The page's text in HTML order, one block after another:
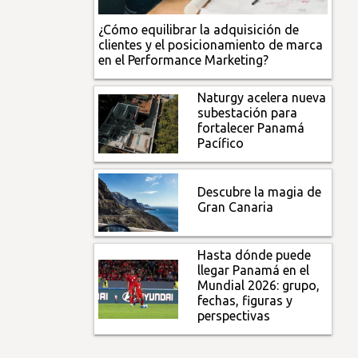
¿Cómo equilibrar la adquisición de
clientes y el posicionamiento de marca
en el Performance Marketing?
Naturgy acelera nueva
subestación para
fortalecer Panamá
Pacífico
Descubre la magia de
Gran Canaria
Hasta dónde puede
llegar Panamá en el
Mundial 2026: grupo,
fechas, figuras y
perspectivas